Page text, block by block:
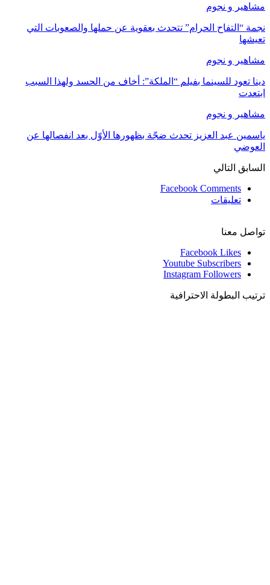
مشاهير و نجوم
نجمة “التفاح الحرام” تتحدث بعقوية عن حملها والصعوبات التي
تعيشها
مشاهير و نجوم
دينا تعود للسينما بفيلم “الملكة”: أخاف من الحسد ولهذا السبب
ابتعدت
مشاهير و نجوم
ياسمين عبد العزيز تحدث ضجّة بظهورها الأوّل بعد انفصالها عن
العوضي
السابق التالي
Facebook Comments
تعليقات
تواصل معنا
Facebook Likes
Youtube Subscribers
Instagram Followers
ترتيب البطولة الاحترافية